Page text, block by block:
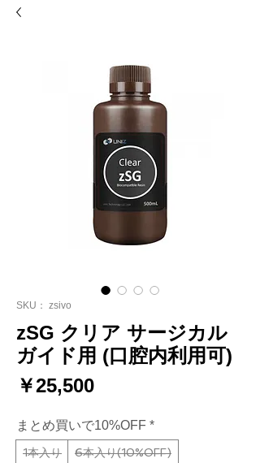
SKU： zsivo
zSG クリア サージカル
ガイド用 (口腔内利用可)
￥25,500価
まとめ買いで10%OFF *
1本入り 6本入り(10%OFF)